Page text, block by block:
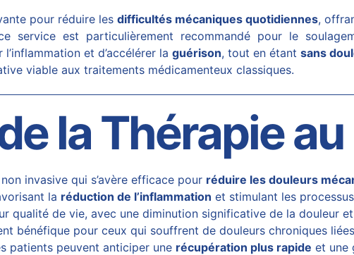
pour réduire lesdifficultés mécaniques quotidiennes,
service est particulièrement recommandé pour le
et d’accélérer laguérison, tout en étantsans
viable aux traitements médicamenteux classiques.
la Thérapie
invasive qui s’avère efficace pour réduire les douleurs
la réduction de l’inflammation et stimulant les
qualité de vie, avec une diminution significative de la douleur
bénéfique pour ceux qui souffrent dedouleurs chroniques
patients peuvent anticiper une récupération plus rapide et une